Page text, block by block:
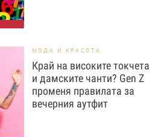
МОДА И КРАСОТА
Край на високите токчета
и дамските чанти? Gen Z
променя правилата за
вечерния аутфит